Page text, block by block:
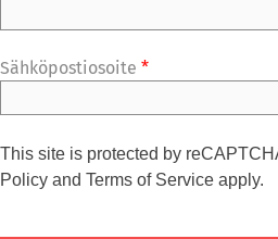
Sähköpostiosoite *
This site is protected by
Policy and Terms of Service apply.